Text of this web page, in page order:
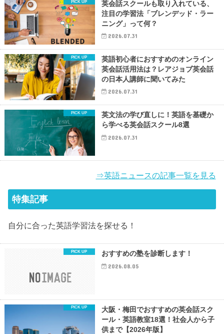
英会話スクールも取り入れている、
注目の学習法「ブレンデッド・ラー
ニング」って何？
2026.07.31
英語初心者におすすめのオンライン
英会話活用法は？レアジョブ英会話
の日本人講師に聞いてみた
2026.07.31
英文法の学び直しに！英語を基礎か
ら学べる英会話スクール8選
2026.07.31
⇒英語ニュースの記事一覧を見る
特集記事
自分に合った英語学習法を探せる！
おすすめの塾を診断します！
2026.08.05
大阪・梅田でおすすめの英会話スク
ール・英語教室18選！社会人から子
供まで【2026年版】